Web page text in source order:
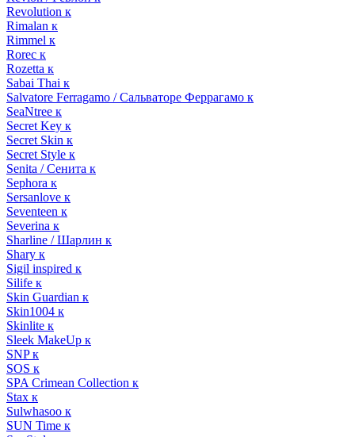
Revolution к
Rimalan к
Rimmel к
Rorec к
Rozetta к
Sabai Thai к
Salvatore Ferragamo / Сальваторе Феррагамо к
SeaNtree к
Secret Key к
Secret Skin к
Secret Style к
Senita / Сенита к
Sephora к
Sersanlove к
Seventeen к
Severina к
Sharline / Шарлин к
Shary к
Sigil inspired к
Silife к
Skin Guardian к
Skin1004 к
Skinlite к
Sleek MakeUp к
SNP к
SOS к
SPA Crimean Collection к
Stax к
Sulwhasoo к
SUN Time к